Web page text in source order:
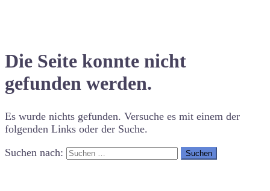
Die Seite konnte nicht
gefunden werden.
Es wurde nichts gefunden. Versuche es mit einem der
folgenden Links oder der Suche.
Suchen nach: